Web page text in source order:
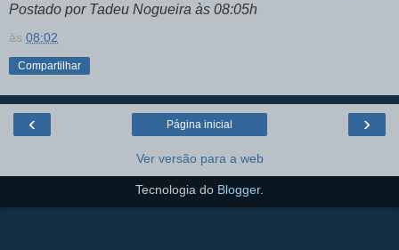
Postado por Tadeu Nogueira às 08:05h
às 08:02
Compartilhar
‹ ›
Página inicial
Ver versão para a web
Tecnologia do Blogger.